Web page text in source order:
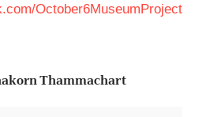
October6MuseumProject
Thammachart